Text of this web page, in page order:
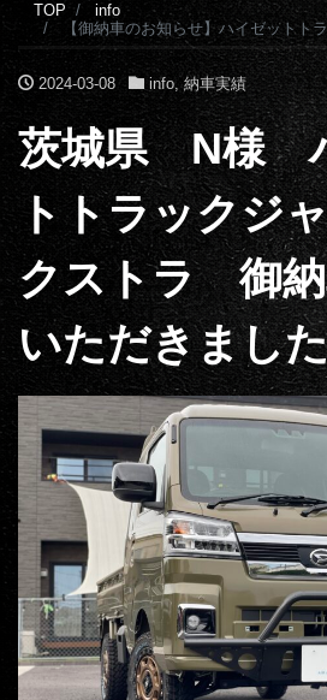
TOP
info
【御納車のお知らせ】ハイゼットトラ
2024-03-08 info,納車実績
茨城県 N様
トトラックジ
クストラ 御
いただきまし